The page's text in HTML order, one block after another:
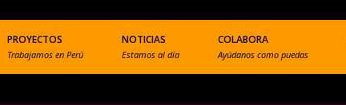
PROYECTOS
Trabajamos en Perú
NOTICIAS
Estamos al día
COLABORA
Ayúdanos como puedas